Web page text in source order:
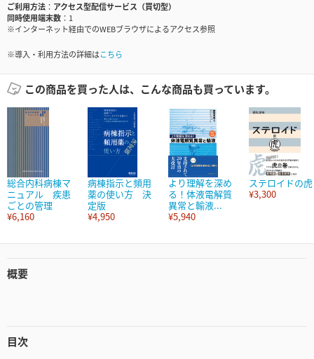
ご利用方法
アクセス型配信サービス（買切型）
同時使用端末数
1
※インターネット経由でのWEBブラウザによるアクセス参照
※導入・利用方法の詳細はこちら
この商品を買った人は、こんな商品も買っています。
総合内科病棟マ
ニュアル 疾患
ごとの管理
¥6,160
病棟指示と頻用
薬の使い方 決
定版
¥4,950
より理解を深め
る！体液電解質
異常と輸液...
¥5,940
ステロイドの虎
¥3,300
概要
目次